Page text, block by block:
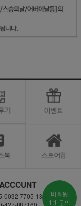
0032-7705-13
427-887160
비회원
1:1 문의